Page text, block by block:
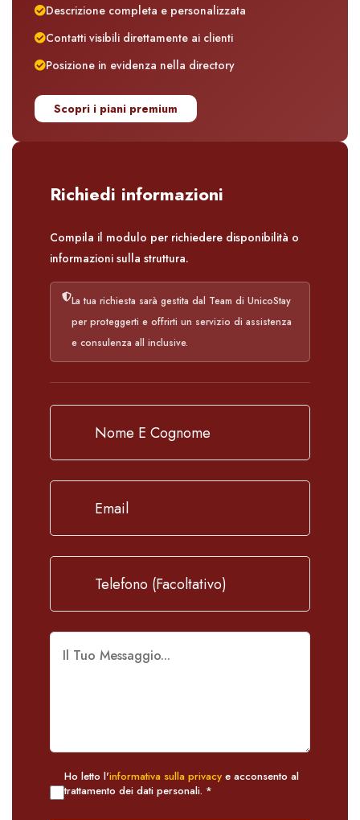
Descrizione completa e personalizzata
Contatti visibili direttamente ai clienti
Posizione in evidenza nella directory
Scopri i piani premium
Richiedi informazioni
Compila il modulo per richiedere disponibilità o
informazioni sulla struttura.
La tua richiesta sarà gestita dal Team di UnicoStay
per proteggerti e offrirti un servizio di assistenza
e consulenza all inclusive.
Ho letto l'informativa sulla privacy e acconsento al
trattamento dei dati personali. *